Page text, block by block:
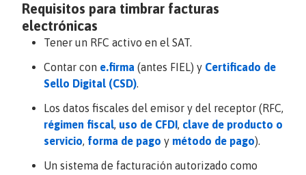
Requisitos para timbrar facturas
electrónicas
Tener un RFC activo en el SAT.
Contar con e.firma (antes FIEL) y Certificado de
Sello Digital (CSD).
Los datos fiscales del emisor y del receptor (RFC,
régimen fiscal, uso de CFDI, clave de producto o
servicio, forma de pago y método de pago).
Un sistema de facturación autorizado como